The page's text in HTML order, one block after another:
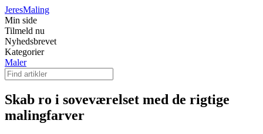
JeresMaling
Min side
Tilmeld nu
Nyhedsbrevet
Kategorier
Maler
Skab ro i soveværelset med de rigtige
malingfarver